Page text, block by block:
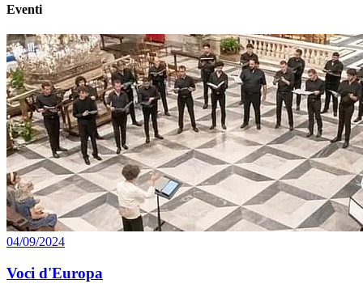
Eventi
04/09/2024
Voci d'Europa